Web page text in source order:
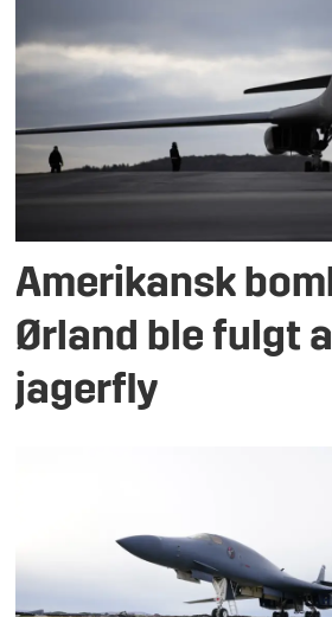
Amerikansk
Ørland ble fulgt
jagerfly